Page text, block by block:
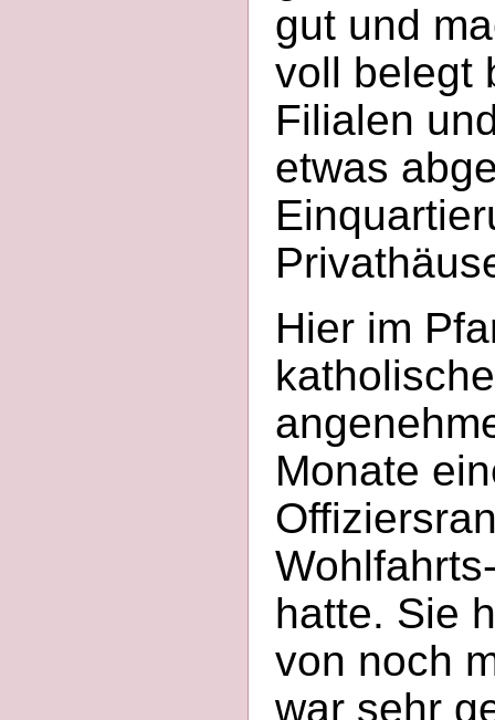
gut und
voll belegt
Filialen
etwas
Hier im
Monate
hatte. Sie
von noch
war sehr